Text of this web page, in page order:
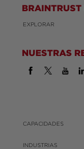
EXPLORAR
NUESTRAS
CAPACIDADES
INDUSTRIAS